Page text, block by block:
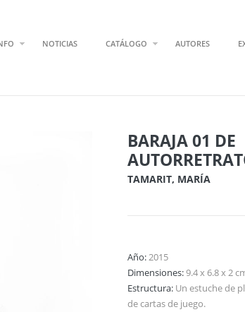
NOTICIAS CATÁLOGO AUTORES
BARAJA 01 DE
TAMARIT, MARÍA
Año:2015
Dimensiones:9.4 x 6.8 x 2
Estructura: Un estuche de
de cartas de juego.